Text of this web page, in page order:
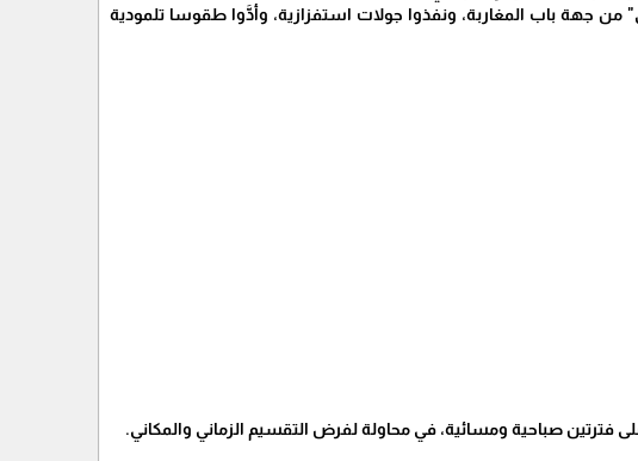
جهة باب المغاربة، ونفذوا جولات استفزازية، وأدَّوا طقوسا تلمودية
فترتين صباحية ومسائية، في محاولة لفرض التقسيم الزماني والمكاني.